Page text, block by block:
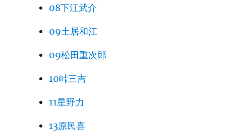
08下江武介
09土居和江
09松田重次郎
10峠三吉
11星野力
13原民喜